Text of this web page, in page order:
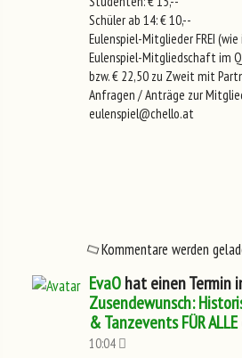
Schüler ab 14: € 10,--
Eulenspiel-Mitglieder FREI
Eulenspiel-Mitgliedschaft im
bzw. € 22,50 zu Zweit mit
Anfragen / Anträge zur
eulenspiel@chello.at
Kommentare werden
EvaOhat einen Termin
Zusendewunsch:
& Tanzevents FÜR ALLE
10:04